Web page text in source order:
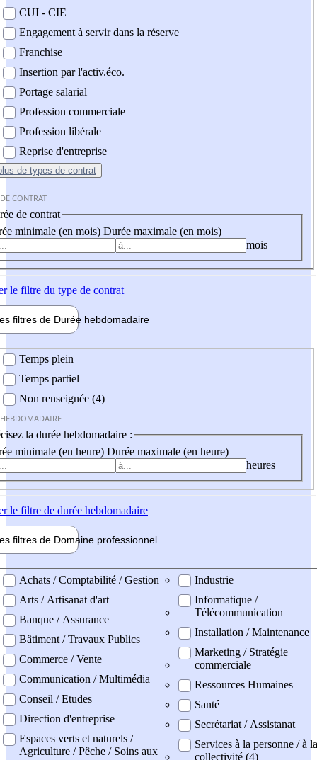
CUI - CIE
Engagement à servir dans la réserve
Franchise
Insertion par l'activ.éco.
Portage salarial
Profession commerciale
Profession libérale
Reprise d'entreprise
de types de contrat
CONTRAT
de contrat
minimale (en mois) Durée maximale (en mois)
mois
le filtre du type de contrat
filtres de Durée hebdomadaire
Temps plein
Temps partiel
Non renseignée (4)
la durée hebdomadaire :
minimale (en heure) Durée maximale (en heure)
heures
le filtre de durée hebdomadaire
filtres de Domaine professionnel
professionel
Achats / Comptabilité / Gestion
Arts / Artisanat d'art
Banque / Assurance
Bâtiment / Travaux Publics
Commerce / Vente
Communication / Multimédia
Conseil / Etudes
Direction d'entreprise
Espaces verts et naturels /
Agriculture / Pêche / Soins aux
Industrie
Informatique /
Télécommunication
Installation / Maintenance
Marketing / Stratégie
commerciale
Ressources Humaines
Santé
Secrétariat / Assistanat
Services à la personne / à la
collectivité (4)